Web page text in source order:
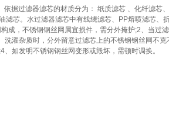
据过滤器滤芯的材质分为： 纸质滤芯 、化纤滤芯
芯。水过滤器滤芯中有线绕滤芯、PP熔喷滤芯、
，不锈钢钢丝网属宜损件，需分外掩护;2、当过
濯杂质时，分外留意过滤芯上的不锈钢钢丝网不
如发明不锈钢钢丝网变形或毁坏，需顿时调换。